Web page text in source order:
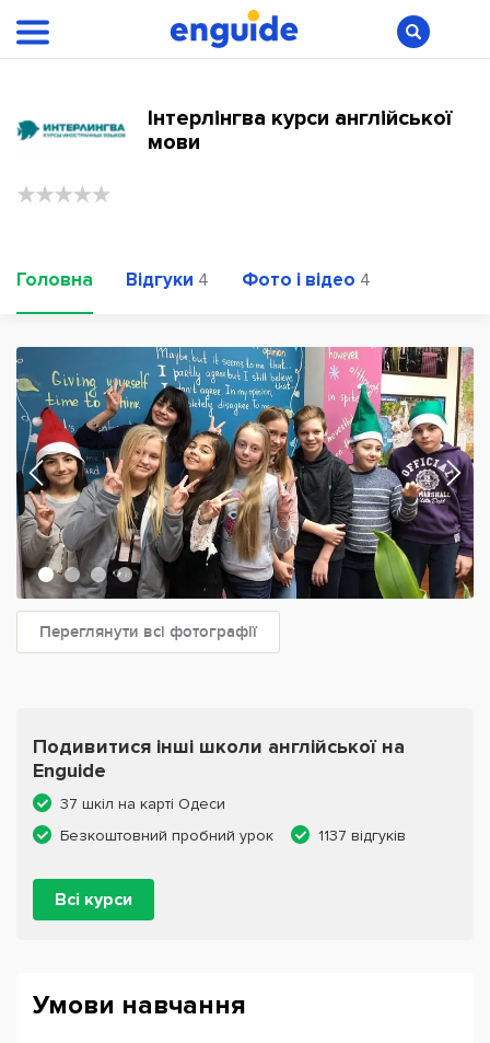
Інтерлінгва курси англійської
мови
Головна Відгуки 4 Фото і відео 4
Переглянути всі фотографії
Подивитися інші школи англійської на
Enguide
37 шкіл на карті Одеси
Безкоштовний пробний урок
1137 відгуків
Всі курси
Умови навчання